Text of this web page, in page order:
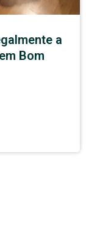
a
Bom